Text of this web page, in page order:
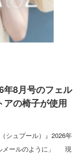
年8月号のフェル
アの椅子が使用
シュプール）』2026年
メールのように」 現